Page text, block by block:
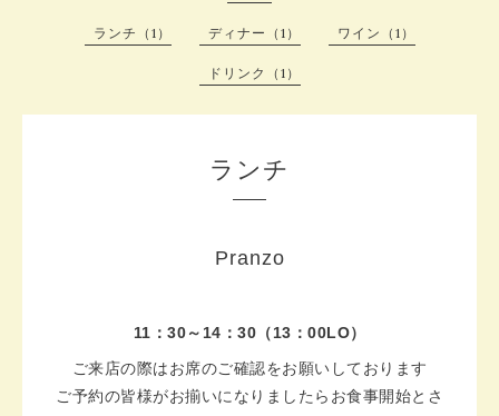
ランチ（1） ディナー（1） ワイン（1）
ドリンク（1）
ランチ
Pranzo
11：30～14：30（13：00LO）
ご来店の際はお席のご確認をお願いしております
ご予約の皆様がお揃いになりましたらお食事開始とさ